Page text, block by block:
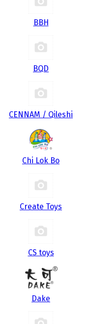
BBH
BQD
CENNAM / Qileshi
Chi Lok Bo
Create Toys
CS toys
Dake